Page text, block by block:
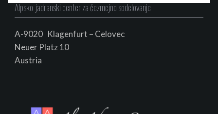
Alpsko-jadranski center za čezmejno sodelovanje
A-9020 Klagenfurt – Celovec
Neuer Platz 10
Austria